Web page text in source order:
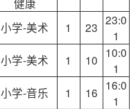
小学-美术 1 23 23:0
1
小学-美术 1 10 10:0
1
小学-音乐 1 16 16:0
1